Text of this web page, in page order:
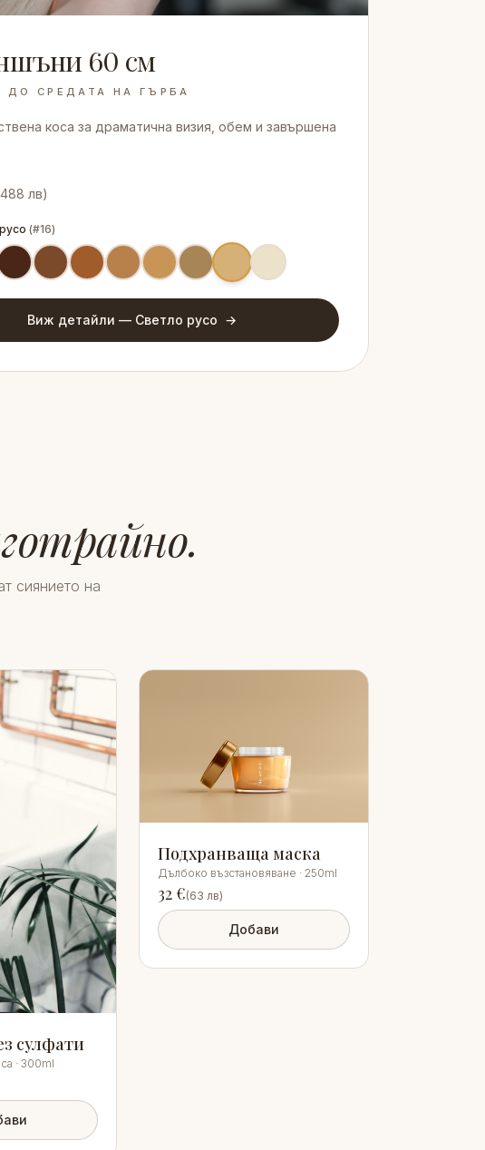
60 см
СРЕДАТА НА ГЪРБА
коса за драматична визия, обем и завършена
488 лв)
(#16)
Виж детайли — Светло русо →
сиянието на
сулфати
· 300ml
Подхранваща маска
Дълбоко възстановяване · 250ml
32€(63 лв)
Добави